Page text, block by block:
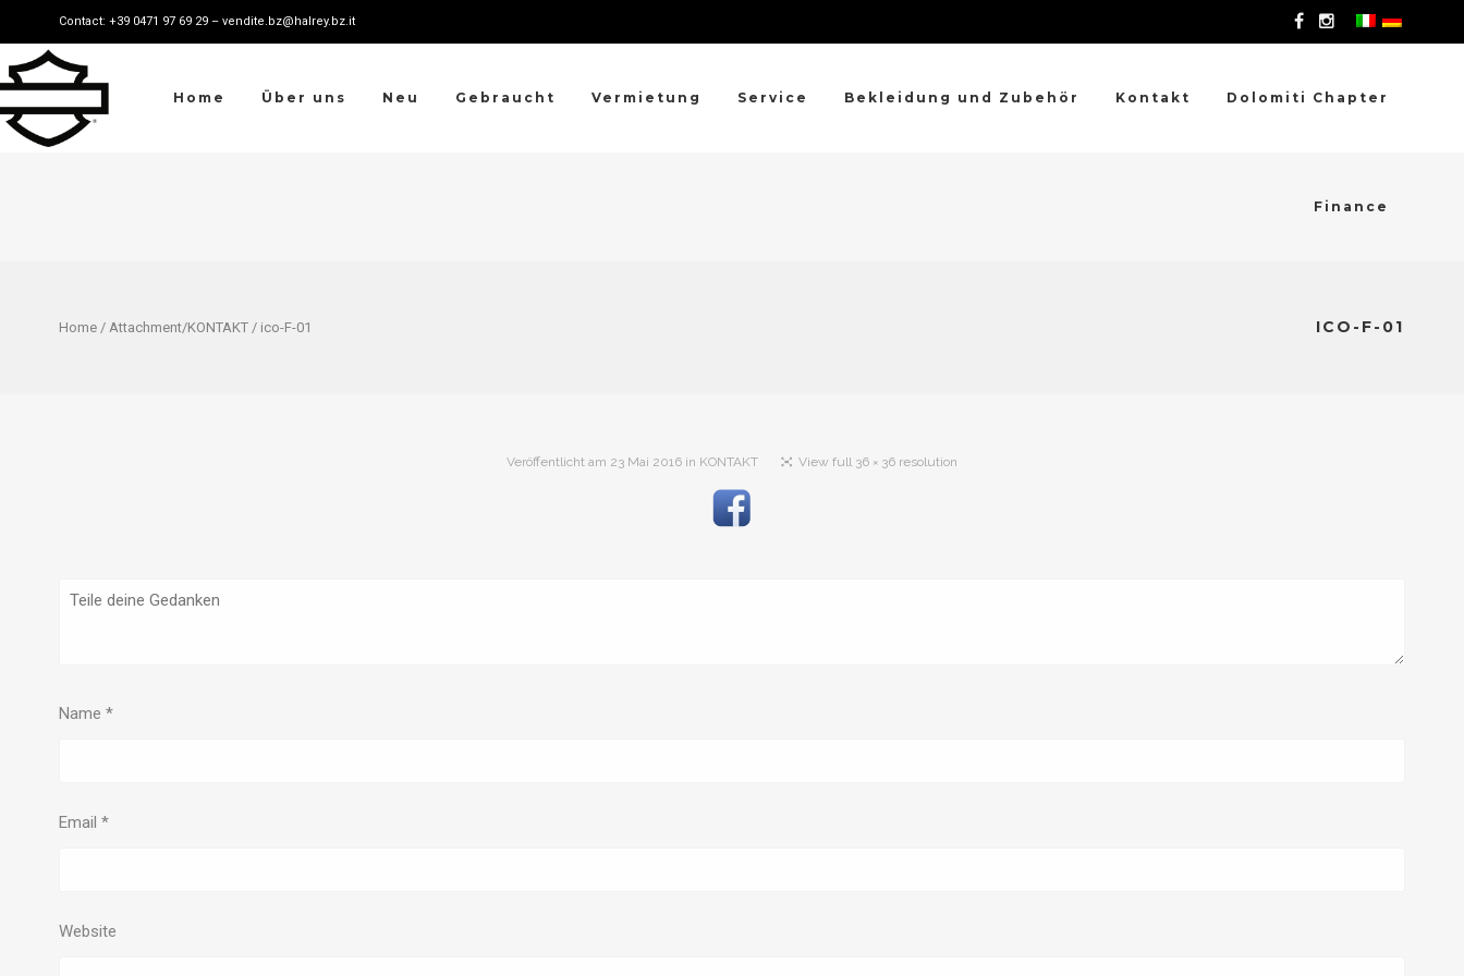
Contact: +39 0471 97 69 29 – vendite.bz@halrey.bz.it
Home Über uns Neu Gebraucht Vermietung Service Bekleidung und Zubehör Kontakt Dolomiti Chapter
Finance
Home / Attachment/KONTAKT / ico-F-01 ICO-F-01
Veröffentlicht am 23 Mai 2016 in KONTAKT View full 36 × 36 resolution
Name *
Email *
Website